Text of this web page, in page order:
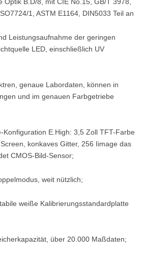
1, ASTM E1164, DIN5033 Teil an
Leistungsaufnahme der geringen
LED, einschließlich UV
genaue Labordaten, können in
und im genauen Farbgetriebe
Konfiguration E.High: 3,5 Zoll TFT-Farbe
konkaves Gitter, 256 Iimage das
CMOS-Bild-Sensor;
weit nützlich;
weiße Kalibrierungsstandardplatte
über 20.000 Maßdaten;